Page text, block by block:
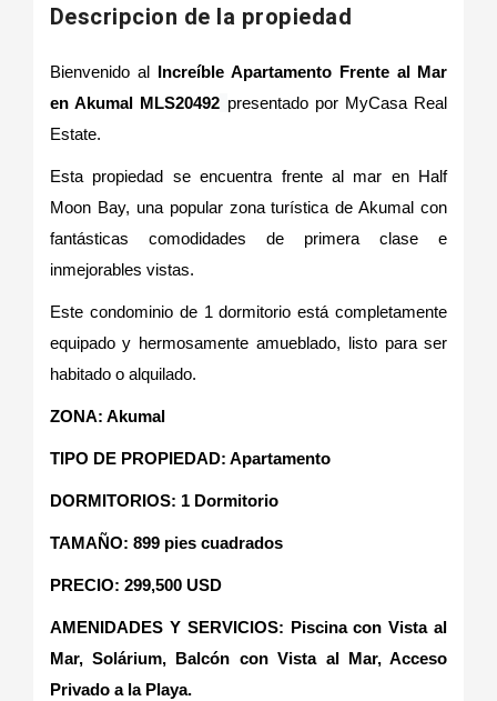
Descripcion de la propiedad
Bienvenido al Increíble Apartamento Frente al Mar
en Akumal MLS20492 presentado por MyCasa Real
Estate.
Esta propiedad se encuentra frente al mar en Half
Moon Bay, una popular zona turística de Akumal con
fantásticas comodidades de primera clase e
inmejorables vistas.
Este condominio de 1 dormitorio está completamente
equipado y hermosamente amueblado, listo para ser
habitado o alquilado.
ZONA: Akumal
TIPO DE PROPIEDAD: Apartamento
DORMITORIOS: 1 Dormitorio
TAMAÑO: 899 pies cuadrados
PRECIO: 299,500 USD
AMENIDADES Y SERVICIOS: Piscina con Vista al
Mar, Solárium, Balcón con Vista al Mar, Acceso
Privado a la Playa.